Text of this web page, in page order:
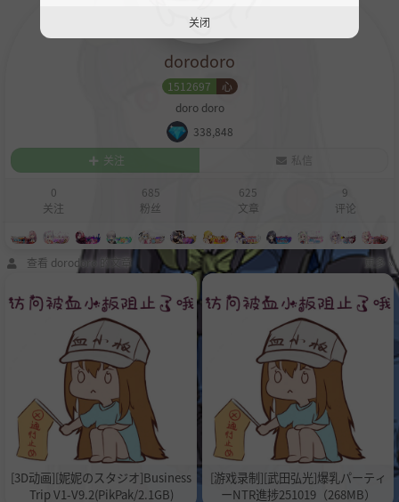
dorodoro
1512697
心
doro doro
338,848
关注
私信
0
关注
685
粉丝
625
文章
9
评论
查看 dorodoro 的文章 更多 »
[3D动画][妮妮のスタジオ]Business
Trip V1-V9.2(PikPak/2.1GB)
[游戏录制][武田弘光]爆乳パーティ
ーNTR進捗251019（268MB）
关闭